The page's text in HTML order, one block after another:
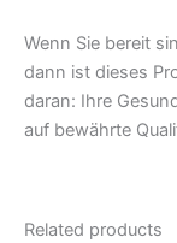
Wenn Sie bereit
dann ist dieses
daran: Ihre
auf bewährte
Related products